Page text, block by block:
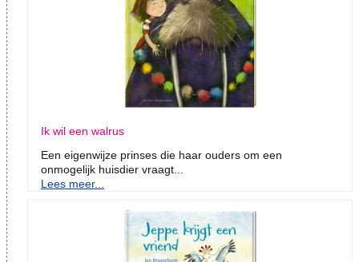
Ik wil een walrus
Een eigenwijze prinses die haar ouders om een
onmogelijk huisdier vraagt...
Lees meer...